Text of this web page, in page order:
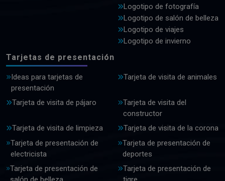
Logotipo de fotografía
Logotipo de salón de belleza
Logotipo de viajes
Logotipo de invierno
Tarjetas de presentación
Ideas para tarjetas de
presentación
Tarjeta de visita de animales
Tarjeta de visita de pájaro
Tarjeta de visita del
constructor
Tarjeta de visita de limpieza
Tarjeta de visita de la corona
Tarjeta de presentación de
electricista
Tarjeta de presentación de
deportes
Tarjeta de presentación de
Tarjeta de presentación de